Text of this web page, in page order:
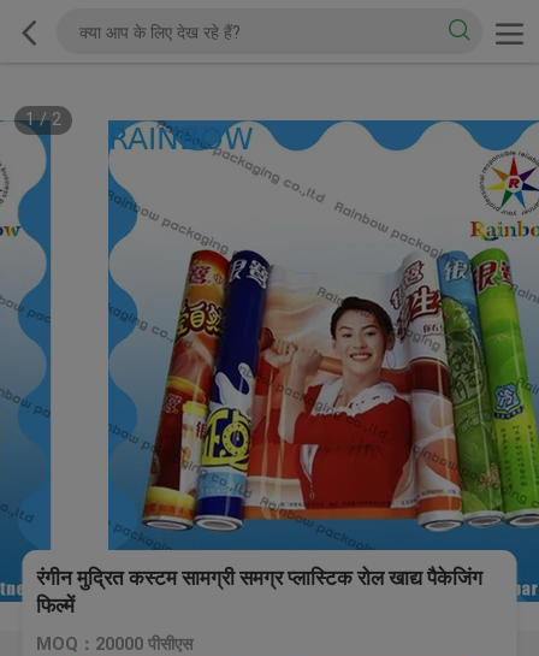
1/2
रंगीन मुद्रित कस्टम सामग्री समग्र प्लास्टिक रोल खाद्य पैकेजिंग
फिल्में
MOQ：20000 पीसीएस